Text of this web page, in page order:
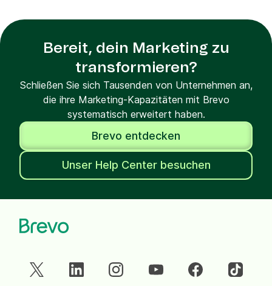
Bereit, dein Marketing zu
transformieren?
Schließen Sie sich Tausenden von Unternehmen an,
die ihre Marketing-Kapazitäten mit Brevo
systematisch erweitert haben.
Brevo entdecken
Unser Help Center besuchen